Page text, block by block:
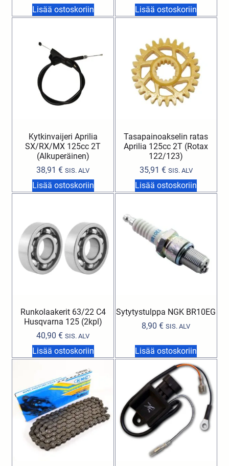
Lisää ostoskoriin Lisää ostoskoriin
Kytkinvaijeri Aprilia
SX/RX/MX 125cc 2T
(Alkuperäinen)
38,91€ SIS. ALV
Lisää ostoskoriin
Tasapainoakselin ratas
Aprilia 125cc 2T (Rotax
122/123)
35,91 € SIS. ALV
Lisää ostoskoriin
Runkolaakerit 63/22 C4
Husqvarna 125 (2kpl)
40,90€ SIS. ALV
Lisää ostoskoriin
Sytytystulppa NGK BR10EG
8,90€ SIS. ALV
Lisää ostoskoriin